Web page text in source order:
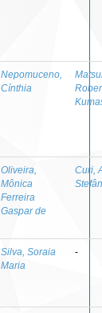
Nepomuceno,
Cínthia
Oliveira,
Mônica
Ferreira
Gaspar de
Curi,
Silva, Soraia
Maria
-